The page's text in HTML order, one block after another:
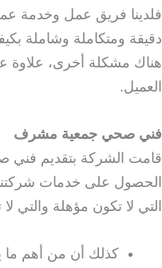
فلدينا فريق عمل وخدمة
دقيقة ومتكاملة وشاملة
هناك مشكلة أخرى، علاوة
العميل.
فني صحي جمعية مشرف
قامت الشركة بتقديم
الحصول على خدمات
التي لا تكون مؤهلة والتي
كذلك أن من أهم ما